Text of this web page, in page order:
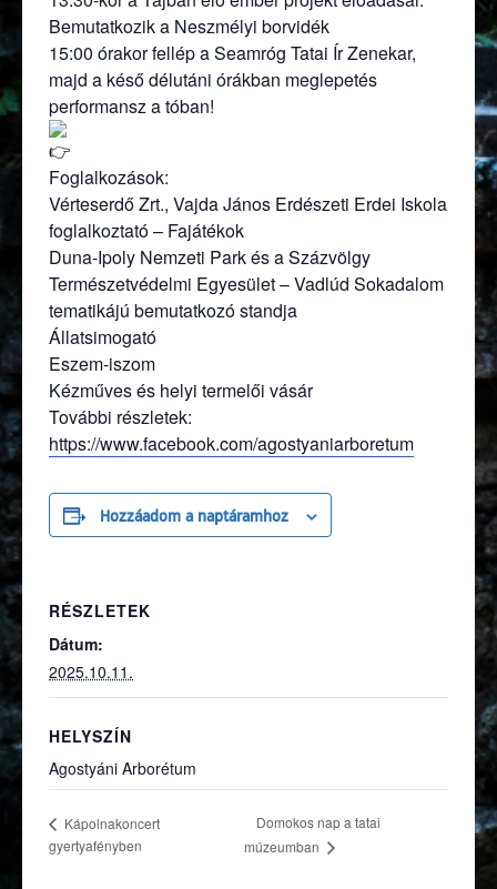
Bemutatkozik a Neszmélyi borvidék
15:00 órakor fellép a Seamróg Tatai Ír Zenekar,
majd a késő délutáni órákban meglepetés
performansz a tóban!
Foglalkozások:
Vérteserdő Zrt., Vajda János Erdészeti Erdei Iskola
foglalkoztató – Fajátékok
Duna-Ipoly Nemzeti Park és a Százvölgy
Természetvédelmi Egyesület – Vadlúd Sokadalom
tematikájú bemutatkozó standja
Állatsimogató
Eszem-iszom
Kézműves és helyi termelői vásár
További részletek:
https://www.facebook.com/agostyaniarboretum(külső
Hozzáadom a naptáramhoz
RÉSZLETEK
Dátum:
2025.10.11.
HELYSZÍN
Agostyáni Arborétum
Kápolnakoncert
gyertyafényben
Domokos nap a tatai
múzeumban